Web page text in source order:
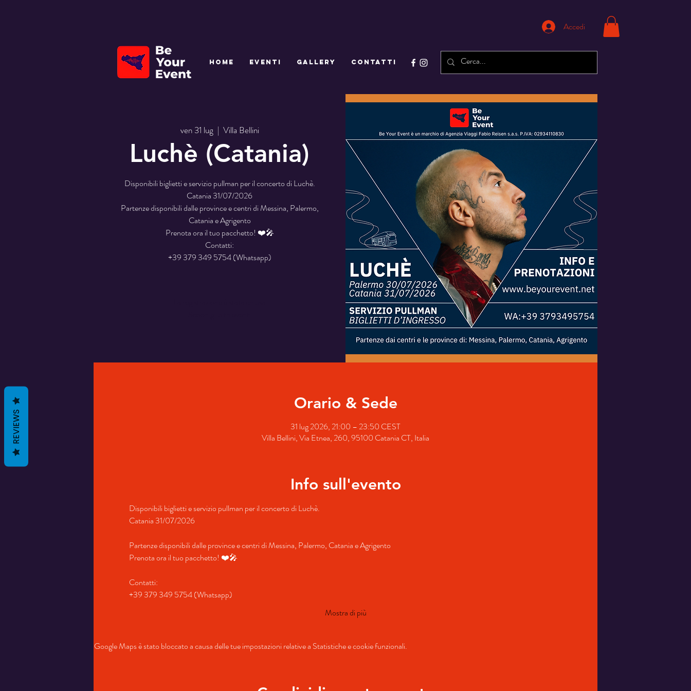
Accedi
ven 31 lug
  |
Villa Bellini
Luchè (Catania)
Disponibili biglietti e servizio pullman per il concerto di Luchè.
Catania 31/07/2026
Partenze disponibili dalle province e centri di Messina, Palermo,
Catania e Agrigento
Prenota ora il tuo pacchetto! ❤️🎤
Contatti:
+39 379 349 5754 (Whatsapp)
Orario & Sede
31 lug 2026, 21:00 – 23:50 CEST
Villa Bellini, Via Etnea, 260, 95100 Catania CT, Italia
Info sull'evento
Disponibili biglietti e servizio pullman per il concerto di Luchè.
Catania 31/07/2026
Partenze disponibili dalle province e centri di Messina, Palermo, Catania e Agrigento
Prenota ora il tuo pacchetto! ❤️🎤
Contatti:
+39 379 349 5754 (Whatsapp)
Mostra di più
Google Maps è stato bloccato a causa delle tue impostazioni relative a Statistiche e cookie funzionali.
HOME EVENTI GALLERY CONTATTI
REVIEWS